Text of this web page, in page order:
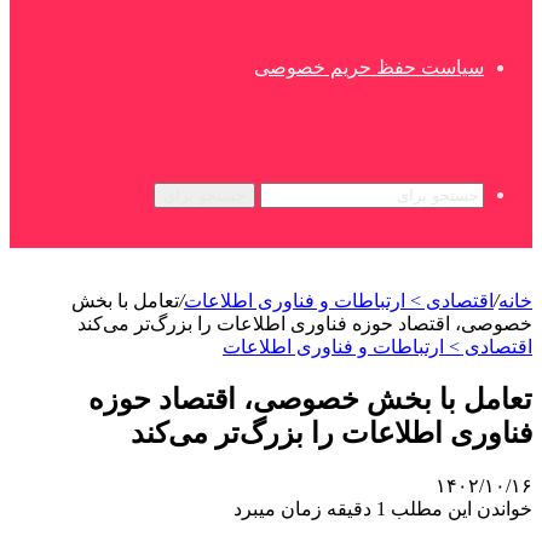
سیاست حفظ حریم خصوصی
خانه/ اقتصادی > ارتباطات و فناوری اطلاعات/تعامل با بخش
خصوصی، اقتصاد حوزه فناوری اطلاعات را بزرگ‌تر می‌کند
اقتصادی > ارتباطات و فناوری اطلاعات
تعامل با بخش خصوصی، اقتصاد حوزه
فناوری اطلاعات را بزرگ‌تر می‌کند
۱۴۰۲/۱۰/۱۶
خواندن این مطلب 1 دقیقه زمان میبرد